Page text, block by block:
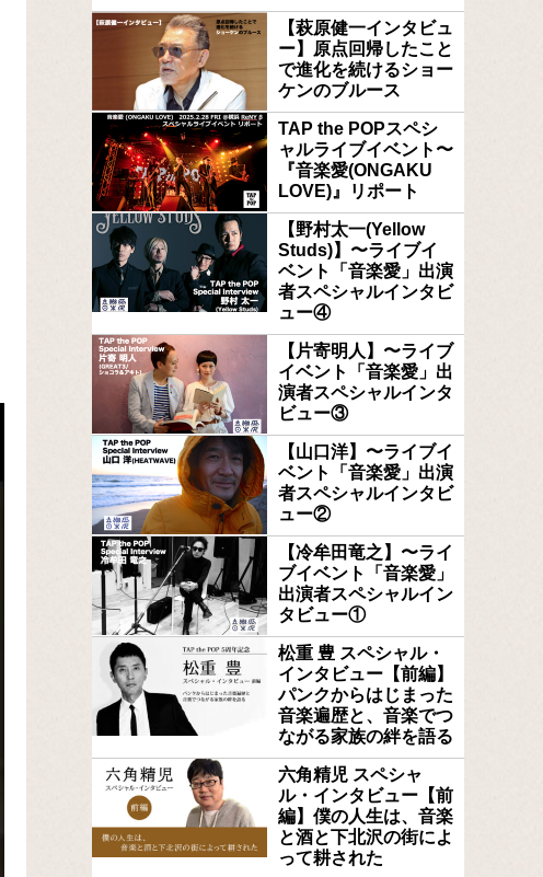
【萩原健一インタビュ
ー】原点回帰したこと
で進化を続けるショー
ケンのブルース
TAP the POPスペシ
ャルライブイベント〜
『音楽愛(ONGAKU
LOVE)』リポート
【野村太一(Yellow
Studs)】〜ライブイ
ベント「音楽愛」出演
者スペシャルインタビ
ュー④
【片寄明人】〜ライブ
イベント「音楽愛」出
演者スペシャルインタ
ビュー③
【山口洋】〜ライブイ
ベント「音楽愛」出演
者スペシャルインタビ
ュー②
【冷牟田竜之】〜ライ
ブイベント「音楽愛」
出演者スペシャルイン
タビュー①
松重 豊 スペシャル・
インタビュー【前編】
パンクからはじまった
音楽遍歴と、音楽でつ
ながる家族の絆を語る
六角精児 スペシャ
ル・インタビュー【前
編】僕の人生は、音楽
と酒と下北沢の街によ
って耕された